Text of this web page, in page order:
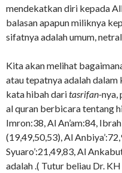
mendekatkan diri kepada
balasan apapun miliknya
sifatnya adalah umum,
Kita akan melihat
atau tepatnya adalah dalam
kata hibah daritasrifan-nya,
al quran berbicara tentang
Imron:38, Al An’am:84,
(19,49,50,53), Al
Syuaro’:21,49,83, Al
adalah .( Tutur beliau Dr.